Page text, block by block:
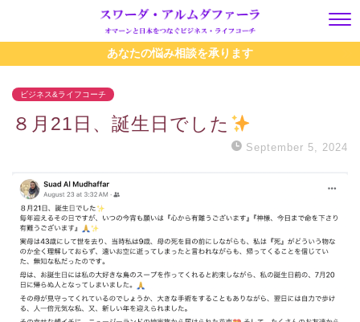
あなたの悩み相談を承ります
ビジネス&ライフコーチ
８月21日、誕生日でした
September 5, 2024